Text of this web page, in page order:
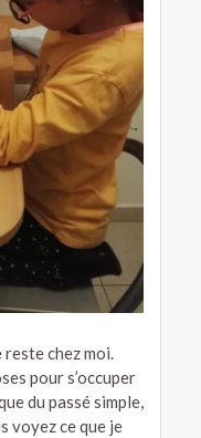
reste chez moi.
pour s’occuper
du passé simple,
voyez ce que je